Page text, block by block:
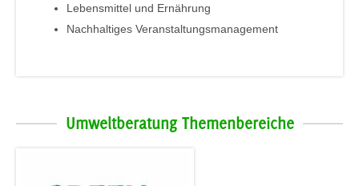
Lebensmittel und Ernährung
Nachhaltiges Veranstaltungsmanagement
Umweltberatung Themenbereiche